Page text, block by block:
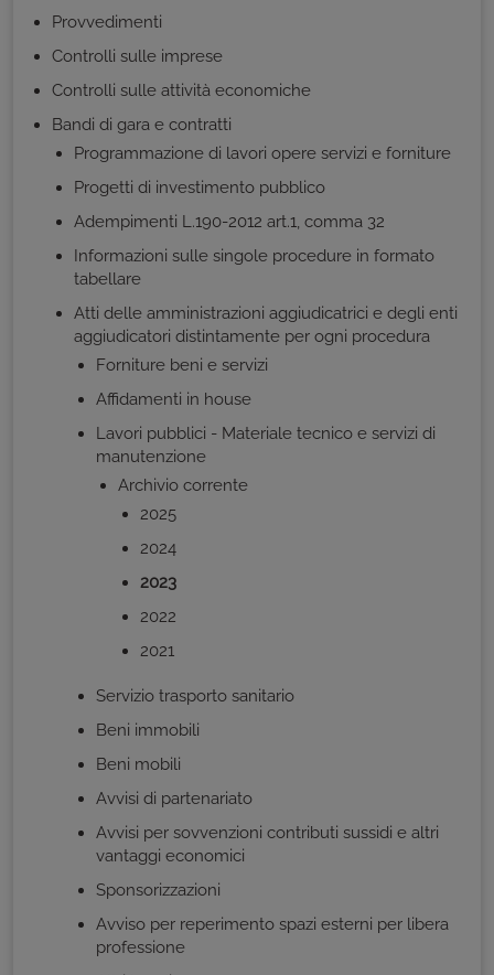
Provvedimenti
Controlli sulle imprese
Controlli sulle attività economiche
Bandi di gara e contratti
Programmazione di lavori opere servizi e forniture
Progetti di investimento pubblico
Adempimenti L.190-2012 art.1, comma 32
Informazioni sulle singole procedure in formato
tabellare
Atti delle amministrazioni aggiudicatrici e degli enti
aggiudicatori distintamente per ogni procedura
Forniture beni e servizi
Affidamenti in house
Lavori pubblici - Materiale tecnico e servizi di
manutenzione
Archivio corrente
2025
2024
2023
2022
2021
Servizio trasporto sanitario
Beni immobili
Beni mobili
Avvisi di partenariato
Avvisi per sovvenzioni contributi sussidi e altri
vantaggi economici
Sponsorizzazioni
Avviso per reperimento spazi esterni per libera
professione